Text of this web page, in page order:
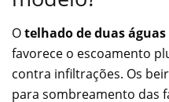
Otelhado de duas águas
favorece o escoamento
contra infiltrações. Os
para sombreamento das